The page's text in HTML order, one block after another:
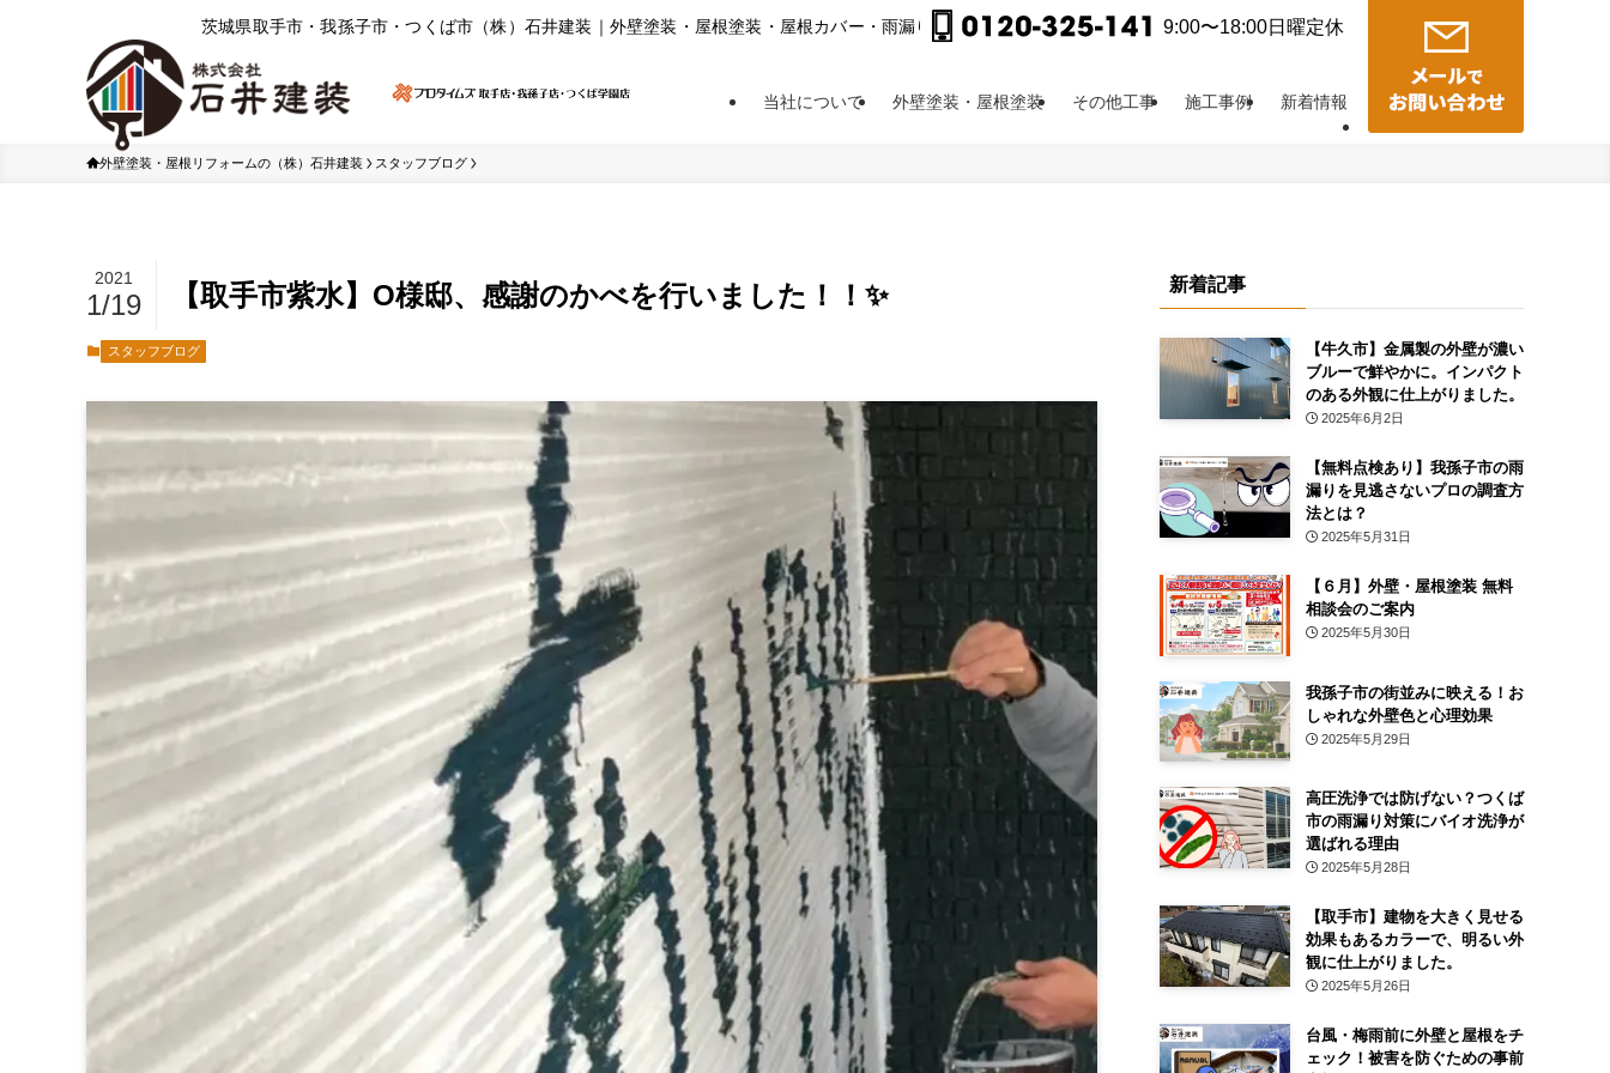
茨城県取⼿市・我孫⼦市・つくば市（株）⽯井建装｜外壁塗装・屋根塗装・屋根カバー・⾬漏り修理他 9:00〜18:00日曜定休
当社について 外壁塗装・屋根塗装 その他工事 施工事例 新着情報
外壁塗装・屋根リフォームの（株）石井建装 スタッフブログ
【取手市紫水】O様邸、感謝のかべを行いました！！✨
2021
1/19
スタッフブログ
新着記事
【牛久市】金属製の外壁が濃い
ブルーで鮮やかに。インパクト
のある外観に仕上がりました。
2025年6月2日
【無料点検あり】我孫子市の雨
漏りを見逃さないプロの調査方
法とは？
2025年5月31日
【６月】外壁・屋根塗装 無料
相談会のご案内
2025年5月30日
我孫子市の街並みに映える！お
しゃれな外壁色と心理効果
2025年5月29日
高圧洗浄では防げない？つくば
市の雨漏り対策にバイオ洗浄が
選ばれる理由
2025年5月28日
【取手市】建物を大きく見せる
効果もあるカラーで、明るい外
観に仕上がりました。
2025年5月26日
台風・梅雨前に外壁と屋根をチ
ェック！被害を防ぐための事前